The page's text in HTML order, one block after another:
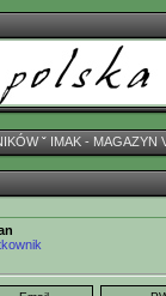
ˇ IMAK - MAGAZYN